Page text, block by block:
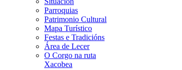
Parroquias
Patrimonio Cultural
Mapa Turístico
Festas e Tradicións
Área de Lecer
O Corgo na ruta
Xacobea